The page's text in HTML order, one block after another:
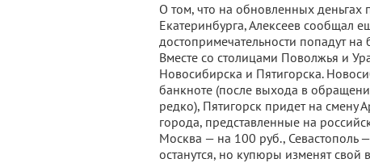
О том, что на обновленных
Екатеринбурга, Алексеев сообщал
достопримечательности попадут на
Вместе со столицами Поволжья и
Новосибирска и Пятигорска.
банкноте (после выхода в
редко), Пятигорск придет на смену
города, представленные на
Москва — на 100 руб., Севастополь
останутся, но купюры изменят свой